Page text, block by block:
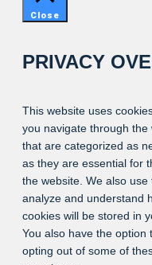
Close
PRIVACY
This website uses
you navigate through
that are categorized as
as they are essential for
the website. We also
analyze and understand
cookies will be stored in
You also have the option
opting out of some of